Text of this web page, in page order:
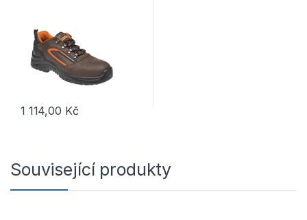
1 114,00 Kč
Související produkty